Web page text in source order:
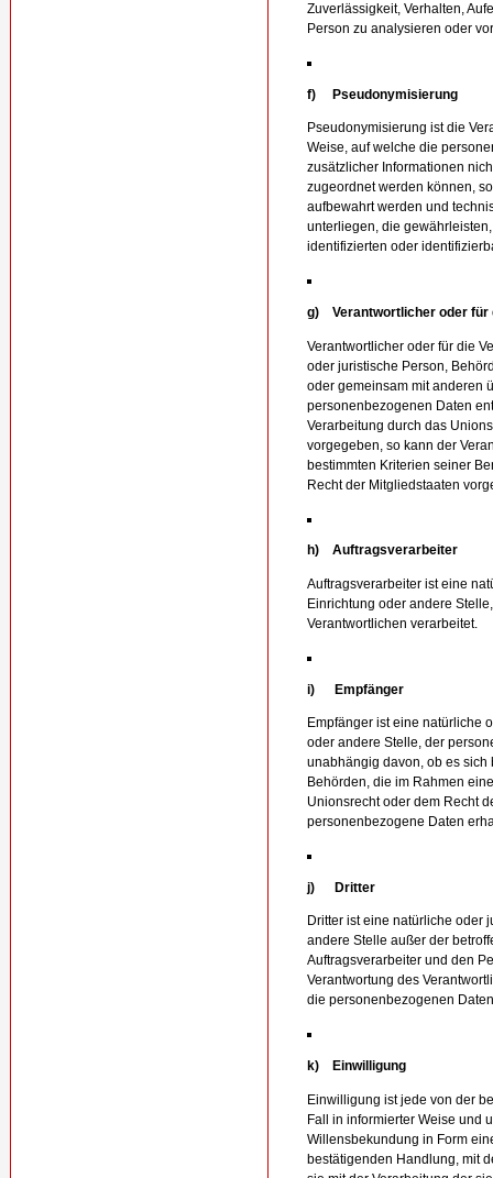
Zuverlässigkeit, Verhalten,
Person zu analysieren oder
f) Pseudonymisierung
Pseudonymisierung ist die
Weise, auf welche die
zusätzlicher Informationen
zugeordnet werden können,
aufbewahrt werden und
unterliegen, die
identifizierten oder
g) Verantwortlicher oder für
Verantwortlicher oder für die
oder juristische Person,
oder gemeinsam mit anderen
personenbezogenen Daten
Verarbeitung durch das
vorgegeben, so kann der
bestimmten Kriterien seiner
Recht der Mitgliedstaaten
h) Auftragsverarbeiter
Auftragsverarbeiter ist eine
Einrichtung oder andere
Verantwortlichen verarbeitet.
i) Empfänger
Empfänger ist eine natürliche
oder andere Stelle, der
unabhängig davon, ob es
Behörden, die im Rahmen
Unionsrecht oder dem Recht
personenbezogene Daten
j) Dritter
Dritter ist eine natürliche oder
andere Stelle außer der
Auftragsverarbeiter und den
Verantwortung des
die personenbezogenen
k) Einwilligung
Einwilligung ist jede von der
Fall in informierter Weise und
Willensbekundung in Form
bestätigenden Handlung, mit